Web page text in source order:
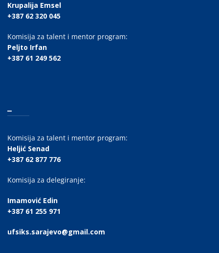
Krupalija Emsel
+387 62 320 045
Komisija za talent i mentor program:
Peljto Irfan
+387 61 249 562
_
Komisija za talent i mentor program:
Heljić Senad
+387 62 877 776
Komisija za delegiranje:
Imamović Edin
+387 61 255 971
ufsiks.sarajevo@gmail.com